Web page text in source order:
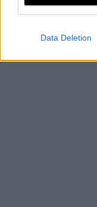
Data Deletion